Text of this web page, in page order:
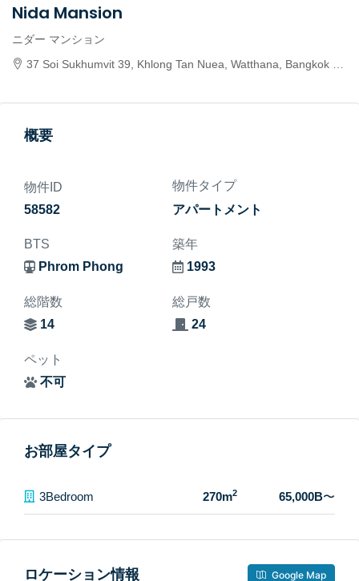
Nida Mansion
ニダー マンション
37 Soi Sukhumvit 39, Khlong Tan Nuea, Watthana, Bangkok 10110, Thailand
概要
物件ID
58582
物件タイプ
アパートメント
BTS
Phrom Phong
築年
1993
総階数
14
総戸数
24
ペット
不可
お部屋タイプ
3Bedroom 270m2 65,000B〜
ロケーション情報 Google Map